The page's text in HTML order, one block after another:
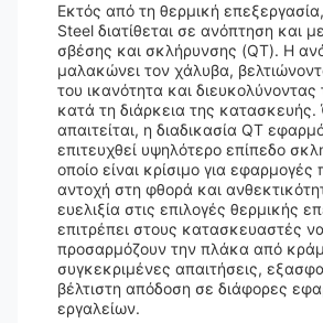
Εκτός από τη θερμική
Steel διατίθεται σε ανόπτηση και
σβέσης και σκλήρυνσης (QT). Η
μαλακώνει τον χάλυβα,
του ικανότητα και διευκολύνοντας
κατά τη διάρκεια της
απαιτείται, η διαδικασία QT
επιτευχθεί υψηλότερο επίπεδο
οποίο είναι κρίσιμο για εφαρμογές
αντοχή στη φθορά και
ευελιξία στις επιλογές θερμικής
επιτρέπει στους κατασκευαστές να
προσαρμόζουν την πλάκα από
συγκεκριμένες απαιτήσεις,
βέλτιστη απόδοση σε διάφορες
εργαλείων.